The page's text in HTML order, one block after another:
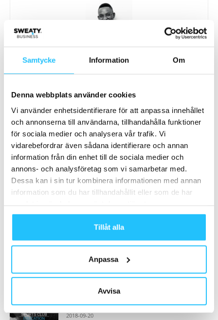
Samtycke Information Om
Denna webbplats använder cookies
Vi använder enhetsidentifierare för att anpassa innehållet
och annonserna till användarna, tillhandahålla funktioner
för sociala medier och analysera vår trafik. Vi
vidarebefordrar även sådana identifierare och annan
information från din enhet till de sociala medier och
annons- och analysföretag som vi samarbetar med.
Dessa kan i sin tur kombinera informationen med annan
information som du har tillhandahållit eller som de har
Tillåt alla
Anpassa
Avvisa
Brian van den Brink
Relaterade artiklar Mer av samma författare
Stockholm Halvmarathon och andra
motionslopp blir gratis för alla under
20
Samarbete
- Annons -
MEST POPULÄRA
SAFE Education förvärvar
utbildningsföretaget Sports Club Education
2018-09-20